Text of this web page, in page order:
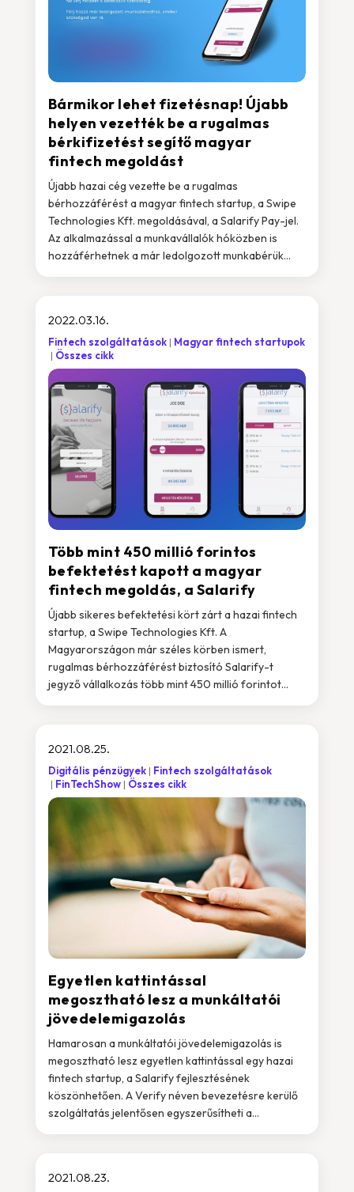
Bármikor lehet fizetésnap! Újabb
helyen vezették be a rugalmas
bérkifizetést segítő magyar
fintech megoldást
Újabb hazai cég vezette be a rugalmas
bérhozzáférést a magyar fintech startup, a Swipe
Technologies Kft. megoldásával, a Salarify Pay-jel.
Az alkalmazással a munkavállalók hóközben is
hozzáférhetnek a már ledolgozott munkabérük...
Több mint 450 millió forintos
befektetést kapott a magyar
fintech megoldás, a Salarify
2022.03.16.
Fintech szolgáltatások
Magyar fintech startupok
Összes cikk
Újabb sikeres befektetési kört zárt a hazai fintech
startup, a Swipe Technologies Kft. A
Magyarországon már széles körben ismert,
rugalmas bérhozzáférést biztosító Salarify-t
jegyző vállalkozás több mint 450 millió forintot...
Egyetlen kattintással
megosztható lesz a munkáltatói
jövedelemigazolás
2021.08.25.
Digitális pénzügyek
Fintech szolgáltatások
FinTechShow
Összes cikk
Hamarosan a munkáltatói jövedelemigazolás is
megosztható lesz egyetlen kattintással egy hazai
fintech startup, a Salarify fejlesztésének
köszönhetően. A Verify néven bevezetésre kerülő
szolgáltatás jelentősen egyszerűsítheti a...
2021.08.23.